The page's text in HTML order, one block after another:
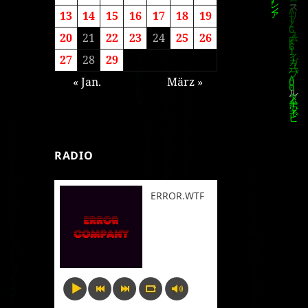
13
14 15 16 17 18
19
20
21 22 23 24 25
26
27
28
29
« Jan.
März »
RADIO
ERROR.WTF